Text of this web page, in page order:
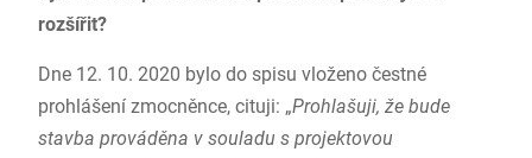
rozšířit?
Dne 12. 10. 2020 bylo do spisu vloženo čestné
prohlášení zmocněnce, cituji: „Prohlašuji, že bude
stavba prováděna v souladu s projektovou